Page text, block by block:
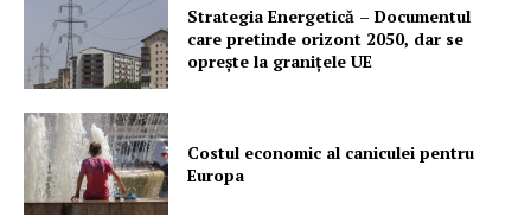
Strategia Energetică – Documentul
care pretinde orizont 2050, dar se
oprește la granițele UE
Costul economic al caniculei pentru
Europa